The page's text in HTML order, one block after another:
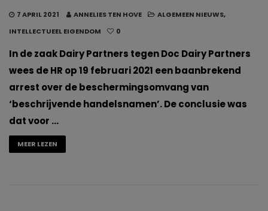
7 APRIL 2021 ANNELIES TEN HOVE ALGEMEEN NIEUWS,
INTELLECTUEEL EIGENDOM
0
In de zaak Dairy Partners tegen Doc Dairy Partners
wees de HR op 19 februari 2021 een baanbrekend
arrest over de beschermingsomvang van
‘beschrijvende handelsnamen’. De conclusie was
dat voor …
MEER LEZEN